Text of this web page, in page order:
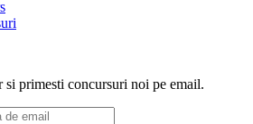
si primesti concursuri noi pe email.